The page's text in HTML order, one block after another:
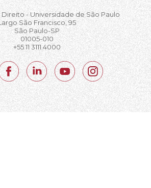
- Universidade de São Paulo
São Francisco, 95
São Paulo-SP
01005-010
+55 11 3111.4000